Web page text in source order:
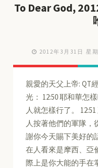
To Dear God,
2012年3月31日 星
親愛的天父上帝: QT
光： 12:50 耶和華怎
人就怎樣行了。
人按著他們的軍隊，
謝你今天賜下美好的
在人看來是摩西、亞
際上是你大能的手在